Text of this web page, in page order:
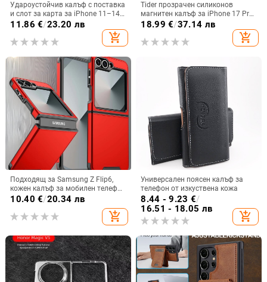
Удароустойчив калъф с поставка
и слот за карта за iPhone 11–14
Pro Max, изкуствена кожа,
11.86 €/23.20 лв
add_shopping_cart
Tider прозрачен силиконов
магнитен калъф за iPhone 17 Pro
Max, защита срещу падане,
18.99 €/37.14 лв
add_shopping_cart
Подходящ за Samsung Z Flip6,
кожен калъф за мобилен телефон
Flip5, твърд двустранен калъф
против падане за Flip7, защитен
калъф Armor
10.40 €/20.34 лв
add_shopping_cart
Универсален поясен калъф за
телефон от изкуствена кожа
8.44 - 9.23 €/
16.51 - 18.05 лв
add_shopping_cart